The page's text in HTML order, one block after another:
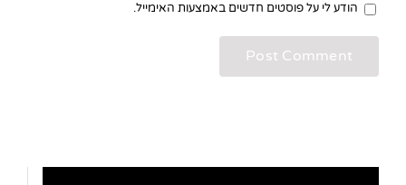
הודע לי על פוסטים חדשים באמצעות האימייל.